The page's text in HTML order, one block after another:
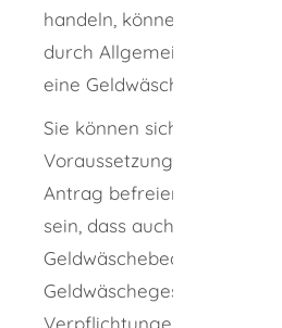
handeln, können in einigen
durch Allgemeinverfügung
eine
Sie können sich allerdings
Voraussetzungen von
Antrag befreien lassen. Es
sein, dass auch ohne einen
Geldwäschebeauftragten,
Geldwäschegesetz
Verpflichtungen